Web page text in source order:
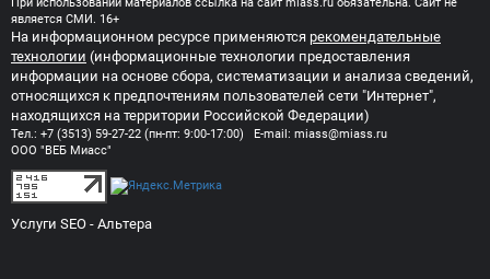
является СМИ. 16+
На информационном ресурсе применяются рекомендательные
технологии (информационные технологии предоставления
информации на основе сбора, систематизации и анализа сведений,
относящихся к предпочтениям пользователей сети "Интернет",
находящихся на территории Российской Федерации)
Тел.: +7 (3513) 59-27-22 (пн-пт: 9:00-17:00) E-mail: miass@miass.ru
ООО "ВЕБ Миасс"
Услуги SEO - Альтера